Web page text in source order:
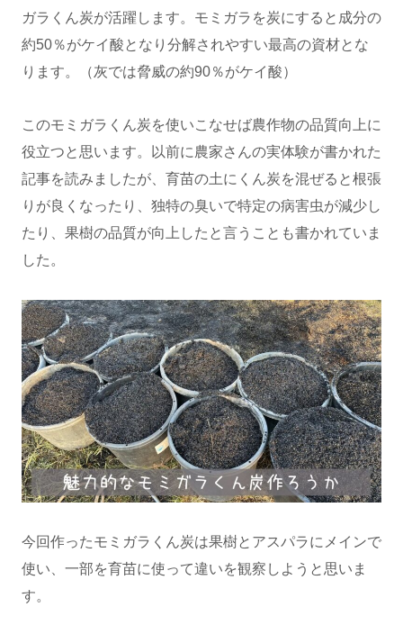
ガラくん炭が活躍します。モミガラを炭にすると成分の
約50％がケイ酸となり分解されやすい最高の資材とな
ります。（灰では脅威の約90％がケイ酸）
このモミガラくん炭を使いこなせば農作物の品質向上に
役立つと思います。以前に農家さんの実体験が書かれた
記事を読みましたが、育苗の土にくん炭を混ぜると根張
りが良くなったり、独特の臭いで特定の病害虫が減少し
たり、果樹の品質が向上したと言うことも書かれていま
した。
今回作ったモミガラくん炭は果樹とアスパラにメインで
使い、一部を育苗に使って違いを観察しようと思いま
す。